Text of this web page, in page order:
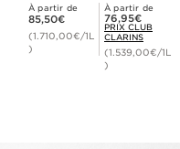
À partir de
Nouveau prix 85,50€
85,50€
(1.710,00€/1L
)
À partir de
Prix Club Clarins 76,95€
76,95€
PRIX CLUB
CLARINS
(1.539,00€/1L
)